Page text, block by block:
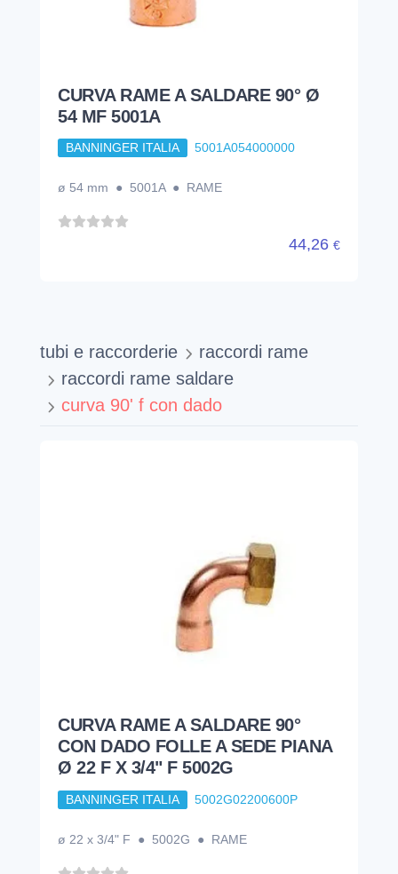
CURVA RAME A SALDARE 90° Ø
54 MF 5001A
BANNINGER ITALIA 5001A054000000
ø 54 mm ● 5001A ● RAME
44,26 €
tubi e raccorderie
raccordi rame
raccordi rame saldare
curva 90' f con dado
CURVA RAME A SALDARE 90°
CON DADO FOLLE A SEDE PIANA
Ø 22 F X 3/4" F 5002G
BANNINGER ITALIA 5002G02200600P
ø 22 x 3/4" F ● 5002G ● RAME